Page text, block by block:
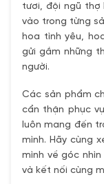
tươi, đội ngũ thợ
vào trong từng
hoa tình yêu,
gửi gắm những
người.
Các sản phẩm
cẩn thận phục
luôn mang đến
mình. Hãy cùng
mình về góc
và kết nối cùng